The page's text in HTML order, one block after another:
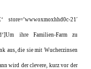
store=’wwwoxmoxhhd0c-21′
ihre Familien-Farm zu
aus, die sie mit Wucherzinsen
wird der clevere, kurz vor der